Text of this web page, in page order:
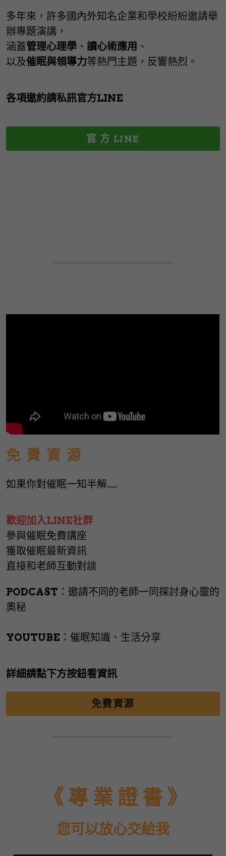
多年來，許多國內外知名企業和學校紛紛邀請舉
辦專題演講，
涵蓋管理心理學 、讀心術應用 、
以及催眠與領導力等熱門主題，反響熱烈。
各項邀約請私訊官方LINE
官 方 LINE
免  費  資  源
如果你對催眠一知半解....
歡迎加入LINE社群
參與催眠免費講座
獲取催眠最新資訊
直接和老師互動對談
PODCAST ：邀請不同的老師一同探討身心靈的
奧秘
YOUTUBE ：催眠知識、生活分享
詳細請點下方按鈕看資訊
免費資源
《 專 業 證 書 》
您可以放心交給我